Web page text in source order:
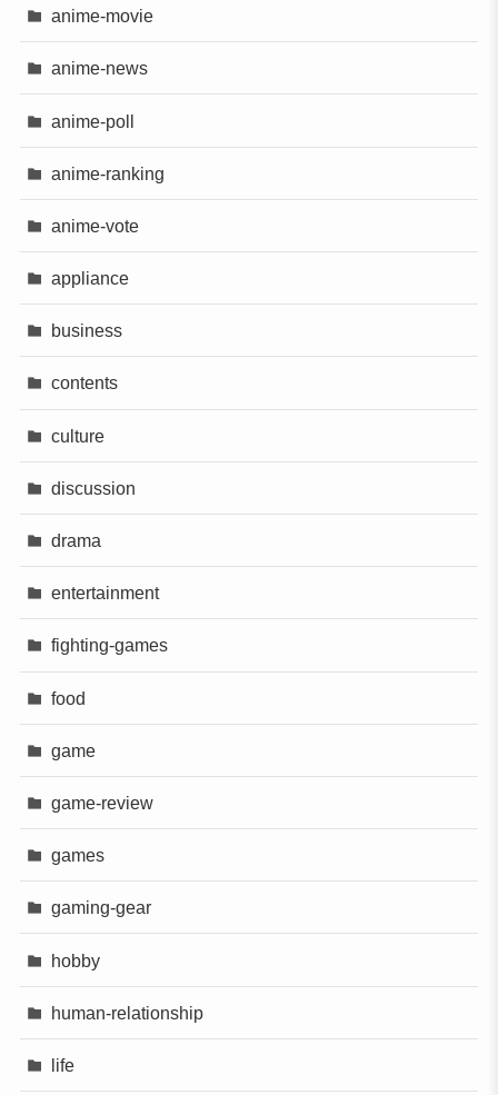
anime-movie
anime-news
anime-poll
anime-ranking
anime-vote
appliance
business
contents
culture
discussion
drama
entertainment
fighting-games
food
game
game-review
games
gaming-gear
hobby
human-relationship
life